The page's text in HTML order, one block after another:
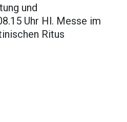
und
Uhr Hl. Messe im
Ritus